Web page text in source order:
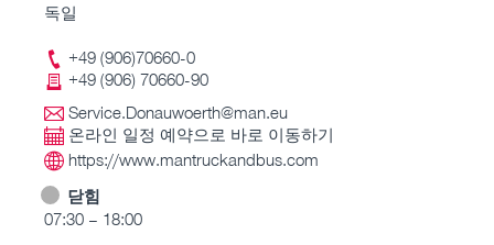
독일
+49 (906)70660-0
+49 (906) 70660-90
Service.Donauwoerth@man.eu
온라인 일정 예약으로 바로 이동하기
https://www.mantruckandbus.com
닫힘
07:30 – 18:00